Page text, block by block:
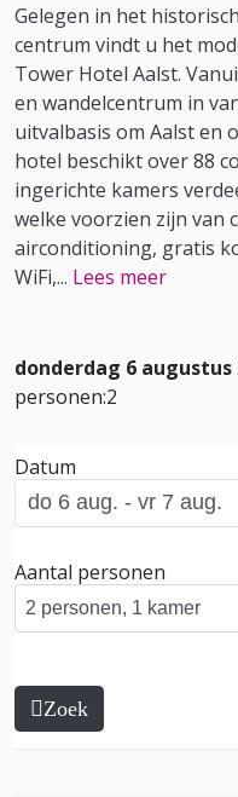
Gelegen in het
centrum vindt u het
Tower Hotel Aalst.
en wandelcentrum in
uitvalbasis om Aalst en
hotel beschikt over 88
ingerichte kamers
welke voorzien zijn van
airconditioning, gratis
WiFi,... Lees meer
donderdag 6 augustus
personen:2
Datum
Aantal personen
Zoek